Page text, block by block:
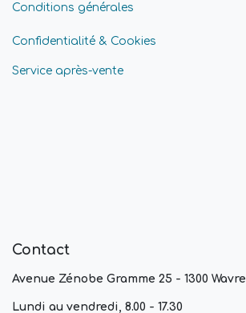
Conditions générales
Confidentialité & Cookies
Service après-vente
Contact
Avenue Zénobe Gramme 25 - 1300 Wavre
Lundi au vendredi, 8.00 - 17.30